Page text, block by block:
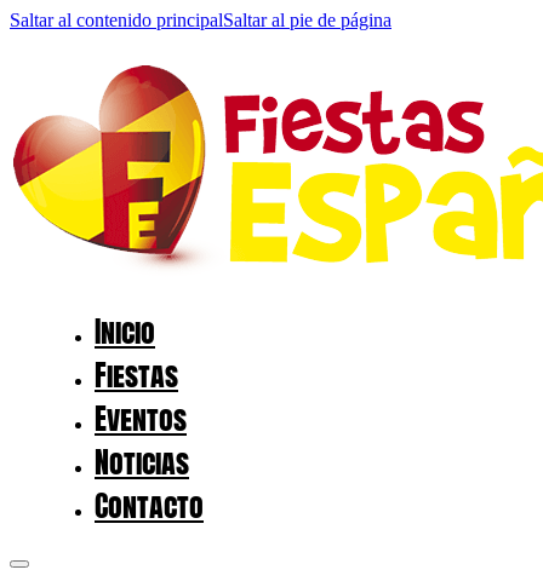
Saltar al contenido principalSaltar al pie de página
Inicio
Fiestas
Eventos
Noticias
Contacto